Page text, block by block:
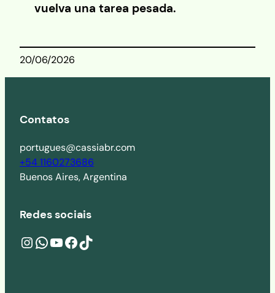
vuelva una tarea pesada.
20/06/2026
Contatos
portugues@cassiabr.com
+54 1160273686
Buenos Aires, Argentina
Redes sociais
Instagramwa.me/541160273686 YouTube Facebook TikTok